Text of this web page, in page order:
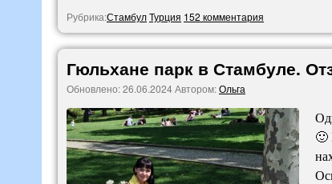
Рубрика:СтамбулТурция 152 комментария
Гюльхане парк в Стамбуле.
Обновлено:26.06.2024Автором:Ольга
🙂